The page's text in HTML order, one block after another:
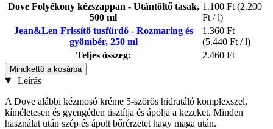
Dove Folyékony kézszappan - Utántöltő tasak,
500 ml
1.100 Ft (2.200
Ft / l)
Jean&Len Frissítő tusfürdő - Rozmaring és
gyömbér, 250 ml
1.360 Ft
(5.440 Ft / l)
Teljes összeg:
2.460 Ft
Mindkettő a kosárba
Leírás
A Dove alábbi kézmosó kréme 5-szörös hidratáló komplexszel,
kíméletesen és gyengéden tisztítja és ápolja a kezeket. Minden
használat után szép és ápolt bőrérzetet hagy maga után.